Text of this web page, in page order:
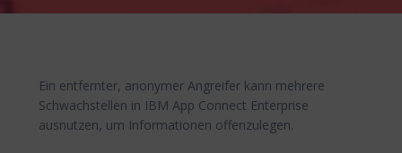
Ein entfernter, anonymer Angreifer kann mehrere
Schwachstellen in IBM App Connect Enterprise
ausnutzen, um Informationen offenzulegen.